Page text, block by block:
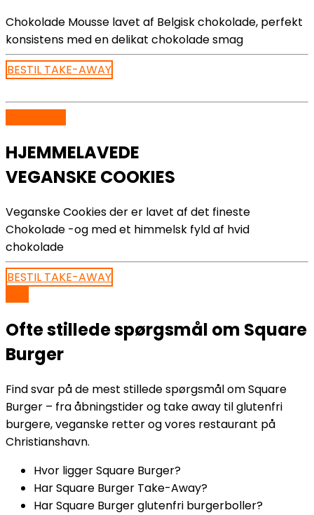
Chokolade Mousse lavet af Belgisk chokolade, perfekt
konsistens med en delikat chokolade smag
BESTIL TAKE-AWAY
HJEMMELAVEDE
VEGANSKE COOKIES
Veganske Cookies der er lavet af det fineste
Chokolade -og med et himmelsk fyld af hvid
chokolade
BESTIL TAKE-AWAY
Ofte stillede spørgsmål om Square
Burger
Find svar på de mest stillede spørgsmål om Square
Burger – fra åbningstider og take away til glutenfri
burgere, veganske retter og vores restaurant på
Christianshavn.
Hvor ligger Square Burger?
Har Square Burger Take-Away?
Har Square Burger glutenfri burgerboller?